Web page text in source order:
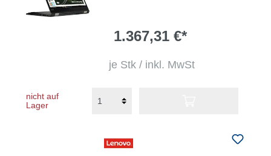
1.367,31 €*
je Stk / inkl. MwSt
nicht auf
Lager